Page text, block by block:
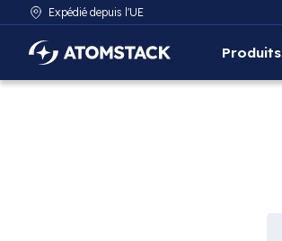
Expédié depuis l'UE
AtomStack Europe Produits